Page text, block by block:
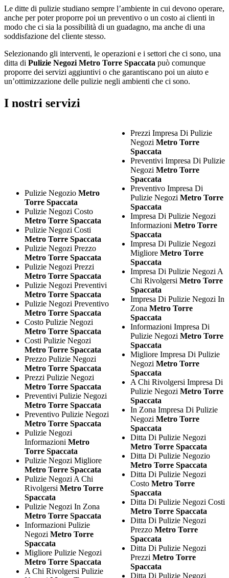
Le ditte di pulizie studiano sempre l’ambiente in cui devono operare,
anche per poter proporre poi un preventivo o un costo ai clienti in
modo che ci sia la possibilità di un guadagno, ma anche di una
soddisfazione del cliente stesso.
Selezionando gli interventi, le operazioni e i settori che ci sono, una
ditta di Pulizie Negozi Metro Torre Spaccata può comunque
proporre dei servizi aggiuntivi o che garantiscano poi un aiuto e
un’ottimizzazione delle pulizie negli ambienti che ci sono.
I nostri servizi
Pulizie Negozio Metro
Torre Spaccata
Pulizie Negozi Costo
Metro Torre Spaccata
Pulizie Negozi Costi
Metro Torre Spaccata
Pulizie Negozi Prezzo
Metro Torre Spaccata
Pulizie Negozi Prezzi
Metro Torre Spaccata
Pulizie Negozi Preventivi
Metro Torre Spaccata
Pulizie Negozi Preventivo
Metro Torre Spaccata
Costo Pulizie Negozi
Metro Torre Spaccata
Costi Pulizie Negozi
Metro Torre Spaccata
Prezzo Pulizie Negozi
Metro Torre Spaccata
Prezzi Pulizie Negozi
Metro Torre Spaccata
Preventivi Pulizie Negozi
Metro Torre Spaccata
Preventivo Pulizie Negozi
Metro Torre Spaccata
Pulizie Negozi
Informazioni Metro
Torre Spaccata
Pulizie Negozi Migliore
Metro Torre Spaccata
Pulizie Negozi A Chi
Rivolgersi Metro Torre
Spaccata
Pulizie Negozi In Zona
Metro Torre Spaccata
Informazioni Pulizie
Negozi Metro Torre
Spaccata
Migliore Pulizie Negozi
Metro Torre Spaccata
A Chi Rivolgersi Pulizie
Prezzi Impresa Di Pulizie
Negozi Metro Torre
Spaccata
Preventivi Impresa Di Pulizie
Negozi Metro Torre
Spaccata
Preventivo Impresa Di
Pulizie Negozi Metro Torre
Spaccata
Impresa Di Pulizie Negozi
Informazioni Metro Torre
Spaccata
Impresa Di Pulizie Negozi
Migliore Metro Torre
Spaccata
Impresa Di Pulizie Negozi A
Chi Rivolgersi Metro Torre
Spaccata
Impresa Di Pulizie Negozi In
Zona Metro Torre
Spaccata
Informazioni Impresa Di
Pulizie Negozi Metro Torre
Spaccata
Migliore Impresa Di Pulizie
Negozi Metro Torre
Spaccata
A Chi Rivolgersi Impresa Di
Pulizie Negozi Metro Torre
Spaccata
In Zona Impresa Di Pulizie
Negozi Metro Torre
Spaccata
Ditta Di Pulizie Negozi
Metro Torre Spaccata
Ditta Di Pulizie Negozio
Metro Torre Spaccata
Ditta Di Pulizie Negozi
Costo Metro Torre
Spaccata
Ditta Di Pulizie Negozi Costi
Metro Torre Spaccata
Ditta Di Pulizie Negozi
Prezzo Metro Torre
Spaccata
Ditta Di Pulizie Negozi
Prezzi Metro Torre
Spaccata
Ditta Di Pulizie Negozi